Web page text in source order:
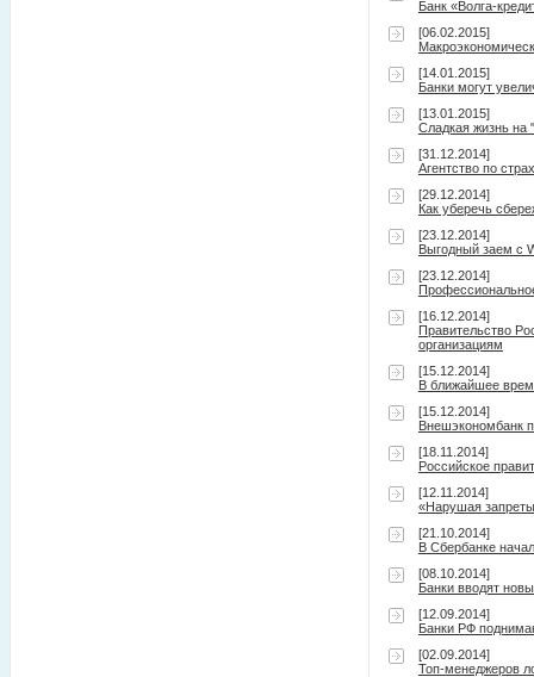
Банк «Волга-
[06.02.2015]
[14.01.2015]
Банки могут
[13.01.2015]
Сладкая жизнь на
[31.12.2014]
Агентство по
[29.12.2014]
Как уберечь
[23.12.2014]
Выгодный заем с
[23.12.2014]
[16.12.2014]
Правительство
организациям
[15.12.2014]
В ближайшее
[15.12.2014]
Внешэкономбанк
[18.11.2014]
Российское
[12.11.2014]
«Нарушая
[21.10.2014]
В Сбербанке
[08.10.2014]
Банки вводят
[12.09.2014]
Банки РФ
[02.09.2014]
Топ-менеджеров